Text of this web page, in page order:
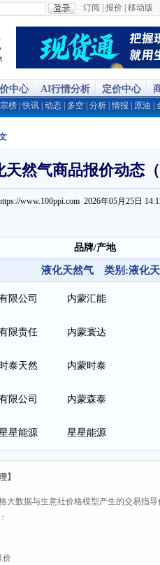
订阅 报价 移动版
中心 AI行情分析 定价中心
榜 |快讯 动态 多空 分析 |情报 原油
天然气商品报价动态（
www.100ppi.com 2026年05月25日
品牌/产地
液化天然气 类别:液化
限公司 内蒙汇能
限责任 内蒙寰达
泰天然 内蒙时泰
限公司 内蒙森泰
星能源 星星能源
】
大数据与生意社价格模型产生的交易指
价